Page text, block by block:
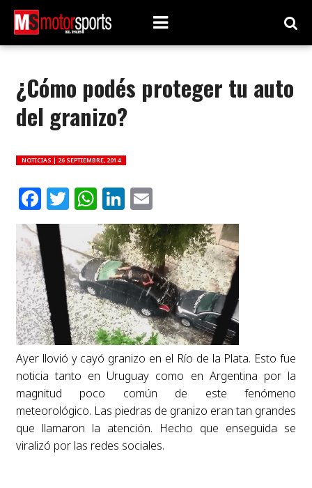
¿Cómo podés proteger tu auto
del granizo?
NOTICIAS | 26 SEPTIEMBRE, 2014
Facebook
Twitter
WhatsApp
LinkedIn
Email
Ayer llovió y cayó granizo en el Río de la Plata. Esto fue
noticia tanto en Uruguay como en Argentina por la
magnitud poco común de este fenómeno
meteorológico. Las piedras de granizo eran tan grandes
que llamaron la atención. Hecho que enseguida se
viralizó por las redes sociales.